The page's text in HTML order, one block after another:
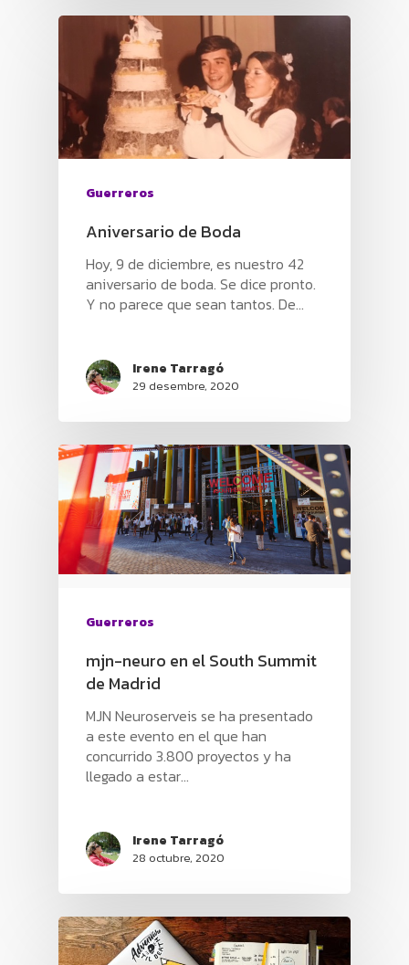
Guerreros
Aniversario de Boda
Hoy, 9 de diciembre, es nuestro 42
aniversario de boda. Se dice pronto.
Y no parece que sean tantos. De…
Irene Tarragó
29 desembre, 2020
Guerreros
mjn-neuro en el South Summit
de Madrid
MJN Neuroserveis se ha presentado
a este evento en el que han
concurrido 3.800 proyectos y ha
llegado a estar…
Irene Tarragó
28 octubre, 2020
SERAS
DREAMER
TOT
GUERRERS
EPILÈPSIA
COL·LABORACIONS
EPILÈPSIA
ALZHEIMER
PREMSA
CONTACTA’NS